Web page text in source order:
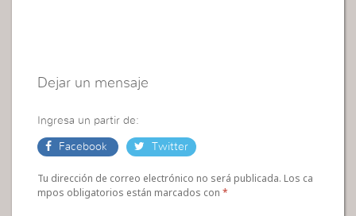
Dejar un mensaje
Ingresa un partir de:
Facebook Twitter
Tu dirección de correo electrónico no será publicada. Los ca
mpos obligatorios están marcados con*